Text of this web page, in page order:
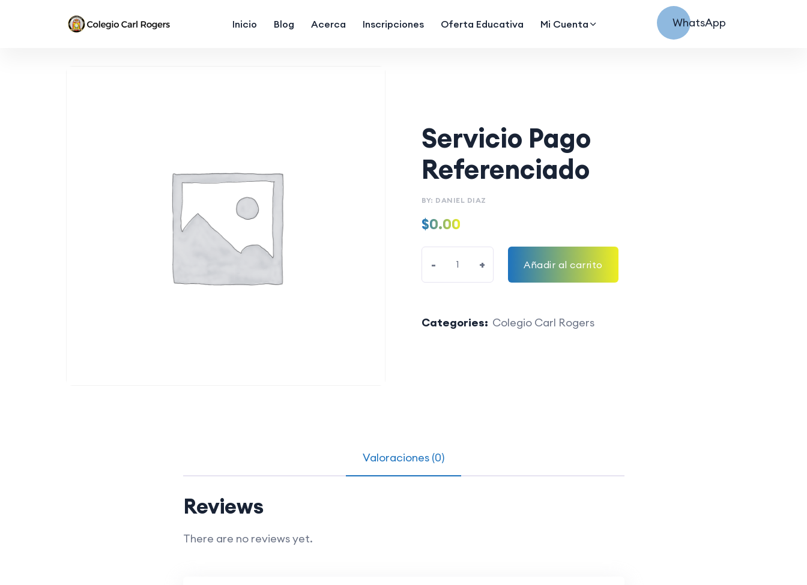
Inicio Blog Acerca Inscripciones Oferta Educativa Mi Cuenta WhatsApp
Servicio Pago
Referenciado
BY: DANIEL DIAZ
$0.00
- + Añadir al carrito
Categories: Colegio Carl Rogers
Valoraciones (0)
Reviews
There are no reviews yet.